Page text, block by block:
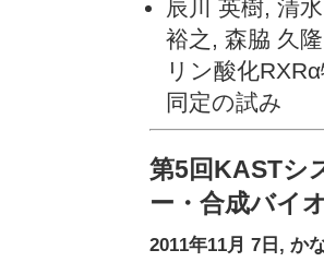
辰川 英樹, 清
裕之, 森脇 久
リン酸化
同定の試み
第5回KASTシ
ー・合成バイ
2011年11月 7日, か